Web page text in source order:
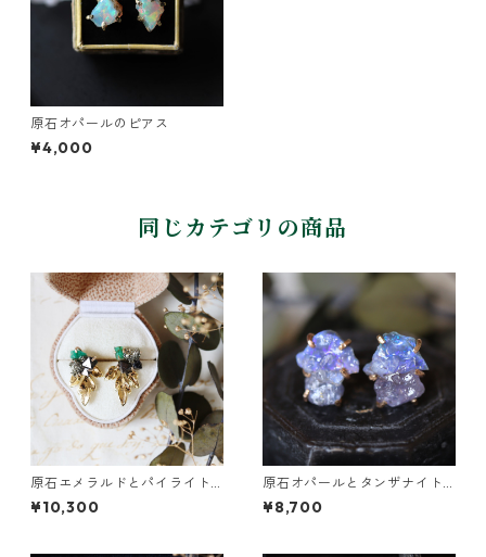
原石オパールのピアス
¥4,000
同じカテゴリの商品
原石エメラルドとパイライト
とクレマチスの葉ピアス
¥10,300
原石オパールとタンザナイト
のピアス
¥8,700